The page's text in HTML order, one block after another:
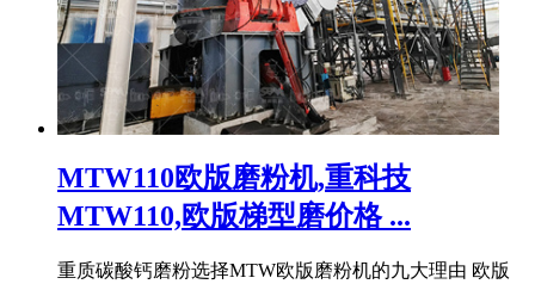
MTW110欧版磨粉机,重科技
MTW110,欧版梯型磨价格 ...
重质碳酸钙磨粉选择MTW欧版磨粉机的九大理由 欧版